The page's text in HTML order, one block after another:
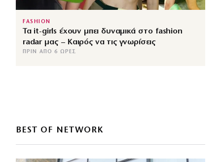
FASHION
Τα it-girls έχουν μπει δυναμικά στο fashion
radar μας – Καιρός να τις γνωρίσεις
ΠΡΙΝ ΑΠΌ 6 ΏΡΕΣ
BEST OF NETWORK